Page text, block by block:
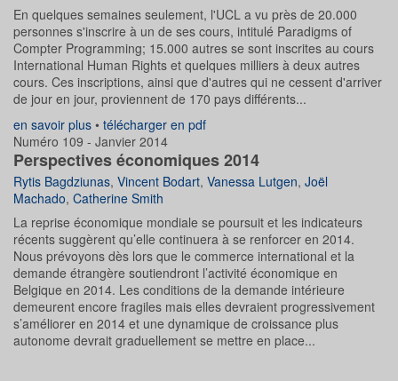
En quelques semaines seulement, l'UCL a vu près de 20.000
personnes s'inscrire à un de ses cours, intitulé Paradigms of
Compter Programming; 15.000 autres se sont inscrites au cours
International Human Rights et quelques milliers à deux autres
cours. Ces inscriptions, ainsi que d'autres qui ne cessent d'arriver
de jour en jour, proviennent de 170 pays différents...
en savoir plus • télécharger en pdf
Numéro 109 - Janvier 2014
Perspectives économiques 2014
Rytis Bagdziunas, Vincent Bodart, Vanessa Lutgen, Joël
Machado, Catherine Smith
La reprise économique mondiale se poursuit et les indicateurs
récents suggèrent qu’elle continuera à se renforcer en 2014.
Nous prévoyons dès lors que le commerce international et la
demande étrangère soutiendront l’activité économique en
Belgique en 2014. Les conditions de la demande intérieure
demeurent encore fragiles mais elles devraient progressivement
s’améliorer en 2014 et une dynamique de croissance plus
autonome devrait graduellement se mettre en place...